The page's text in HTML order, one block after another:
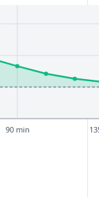
90 min